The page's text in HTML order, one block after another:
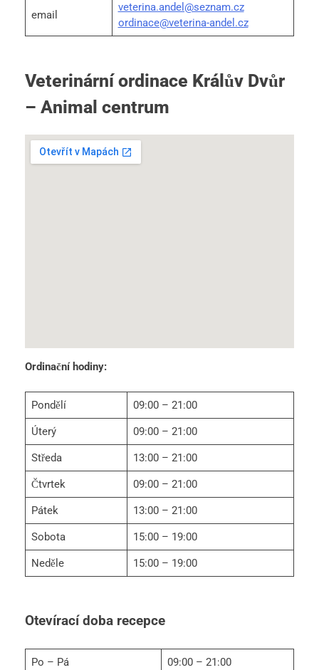
email
veterina.andel@seznam.cz
ordinace@veterina-andel.cz
Veterinární ordinace Králův Dvůr
– Animal centrum
Ordinační hodiny:
Pondělí 09:00 – 21:00
Úterý 09:00 – 21:00
Středa 13:00 – 21:00
Čtvrtek 09:00 – 21:00
Pátek 13:00 – 21:00
Sobota 15:00 – 19:00
Neděle 15:00 – 19:00
Otevírací doba recepce
Po – Pá 09:00 – 21:00